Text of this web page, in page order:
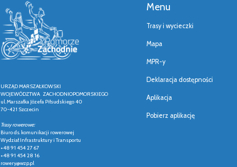
URZĄD MARSZAŁKOWSKI
WOJEWÓDZTWA ZACHODNIOPOMORSKIEGO
ul. Marszałka Józefa Piłsudskiego 40
70-421 Szczecin
Trasy rowerowe:
Biuro ds. komunikacji rowerowej
Wydział Infrastruktury i Transportu
+48 91 454 27 67
+48 91 454 28 16
rowery@wzp.pl
Menu
Trasy i wycieczki
Mapa
MPR-y
Deklaracja dostępności
Aplikacja
Pobierz aplikację